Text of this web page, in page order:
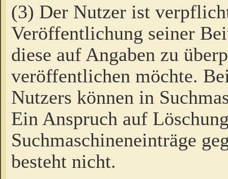
(3) Der Nutzer ist
Veröffentlichung seiner
diese auf Angaben zu
veröffentlichen möchte.
Nutzers können in
Ein Anspruch auf
Suchmaschineneinträge
besteht nicht.